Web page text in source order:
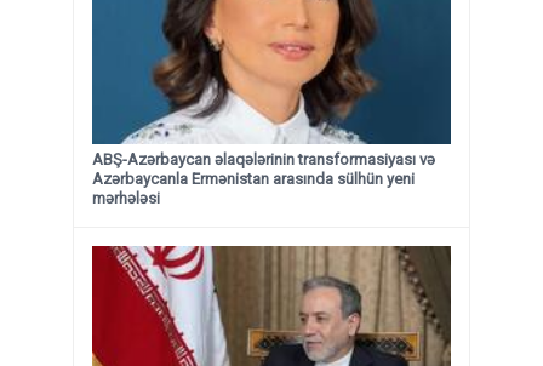
ABŞ-Azərbaycan əlaqələrinin transformasiyası və
Azərbaycanla Ermənistan arasında sülhün yeni
mərhələsi